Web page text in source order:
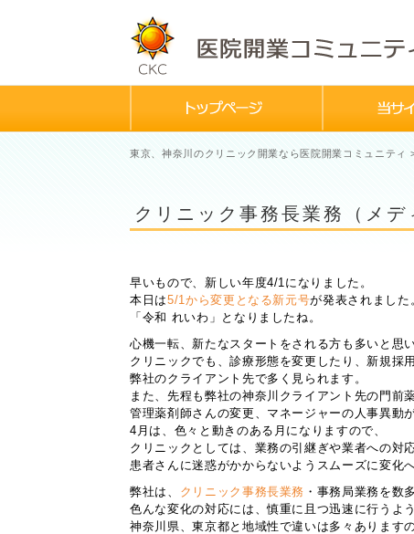
東京、神奈川のクリニック開業なら医院開業コミュニティ
クリニック事務長業務（メデ
早いもので、新しい年度4/1になりました。
本日は5/1から変更となる新元号が発表されました
「令和 れいわ」となりましたね。
心機一転、新たなスタートをされる方も多いと思い
クリニックでも、診療形態を変更したり、新規採
弊社のクライアント先で多く見られます。
また、先程も弊社の神奈川クライアント先の門前
管理薬剤師さんの変更、マネージャーの人事異動
4月は、色々と動きのある月になりますので、
クリニックとしては、業務の引継ぎや業者への対応
患者さんに迷惑がかからないようスムーズに変化
弊社は、 クリニック事務長業務 ・事務局業務を数
色んな変化の対応には、慎重に且つ迅速に行うよ
神奈川県、東京都と地域性で違いは多々ありますの